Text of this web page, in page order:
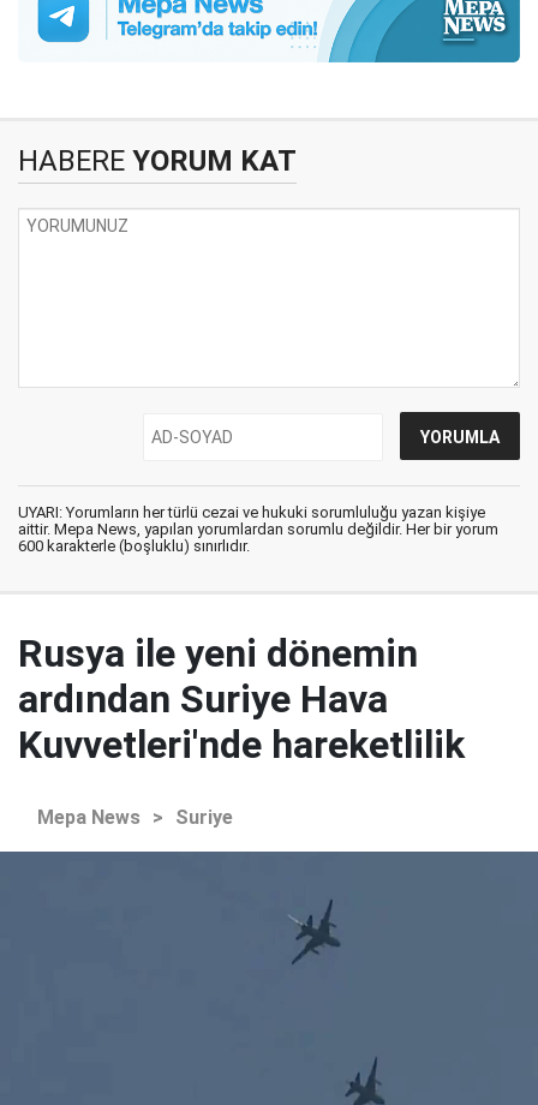
HABERE YORUM KAT
UYARI: Yorumların her türlü cezai ve hukuki sorumluluğu yazan kişiye
aittir. Mepa News, yapılan yorumlardan sorumlu değildir. Her bir yorum
600 karakterle (boşluklu) sınırlıdır.
Rusya ile yeni dönemin
ardından Suriye Hava
Kuvvetleri'nde hareketlilik
Mepa News > Suriye